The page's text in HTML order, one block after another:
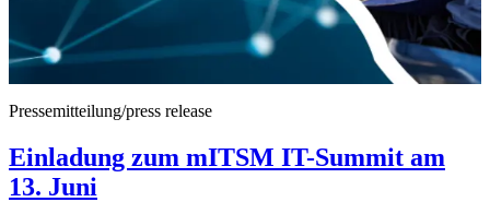
Pressemitteilung/press release
Einladung zum mITSM IT-Summit am
13. Juni